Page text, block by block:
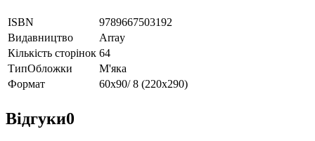
ISBN
9789667503192
Видавництво
Array
Кількість сторінок 64
ТипОбложки
М'яка
Формат
60х90/ 8 (220х290)
Відгуки0